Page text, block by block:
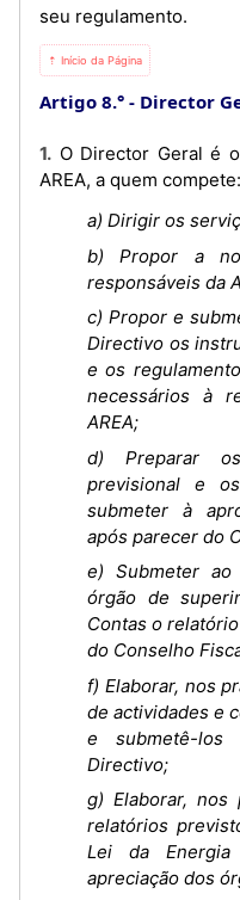
seu regulamento.
⇡ Início da Página
Artigo 8.° Director
1. O Director Geral é o órgão singular de gestão da
AREA, a quem compete:
a) Dirigir os
b) Propor a
responsáveis da
c) Propor e
Directivo os
e os
necessários à
AREA;
d) Preparar
previsional e
submeter à
após parecer do
e) Submeter ao
órgão de
Contas o
do Conselho
f) Elaborar, nos
de actividades e
e submetê-los
Directivo;
g) Elaborar,
relatórios
Lei da
apreciação dos